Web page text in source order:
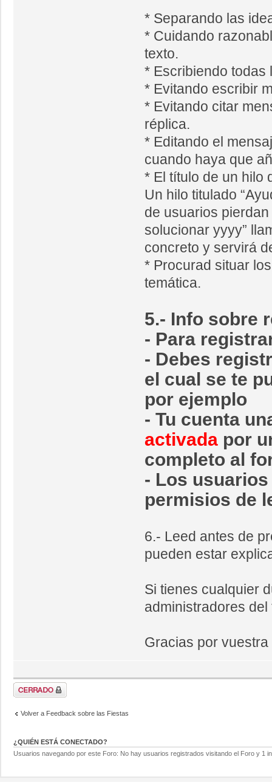
* Separando las
* Cuidando
texto.
* Escribiendo todas
* Evitando escribir
* Evitando citar
réplica.
* Editando el
cuando haya que
* El título de un hilo
Un hilo titulado
de usuarios
solucionar yyyy”
concreto y servirá
* Procurad situar
temática.
5.- Info sobre
- Para
- Debes
el cual se te
por ejemplo
- Tu cuenta
activada por
completo al
- Los
permisios de
6.- Leed antes de
pueden estar
Si tienes cualquier
administradores del
Gracias por
Volver a Feedback sobre las Fiestas
¿QUIÉN ESTÁ CONECTADO?
Usuarios navegando por este Foro: No hay usuarios registrados visitando el Foro y 1